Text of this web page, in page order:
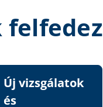
Új vizsgálatok
és